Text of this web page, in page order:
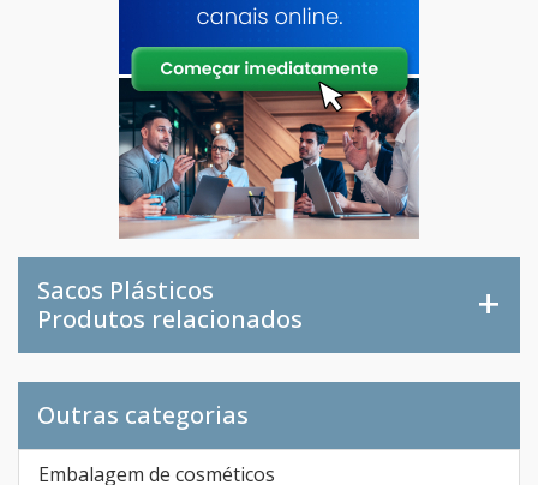
Sacos Plásticos
Produtos relacionados
Outras categorias
Embalagem de cosméticos